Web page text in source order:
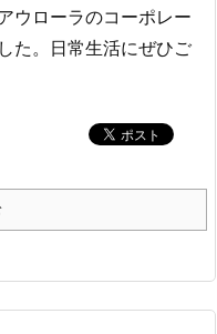
ウローラのコーポレー
た。日常生活にぜひご